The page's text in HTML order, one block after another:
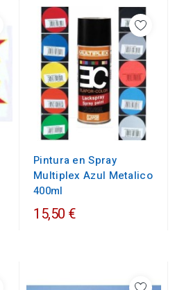
Pintura en Spray
Multiplex Azul Metalico
400ml
15,50 €